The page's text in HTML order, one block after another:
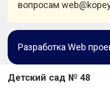
вопросам
Разработка Web
Детский сад № 48